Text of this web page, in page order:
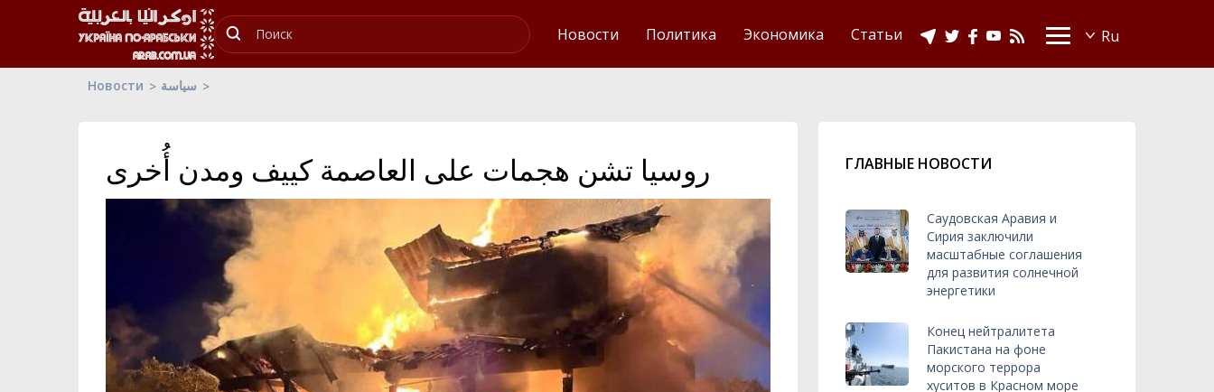
Новости Политика Экономика Статьи
Новости سياسة
روسيا تشن هجمات على العاصمة كييف ومدن أُخرى ГЛАВНЫЕ НОВОСТИ
Саудовская Аравия и
Сирия заключили
масштабные соглашения
для развития солнечной
энергетики
Конец нейтралитета
Пакистана на фоне
морского террора
хуситов в Красном море